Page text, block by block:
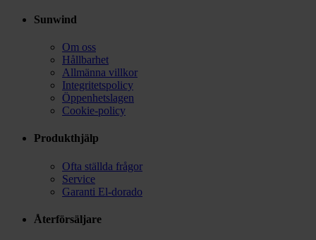
Sunwind
Om oss
Hållbarhet
Allmänna villkor
Integritetspolicy
Öppenhetslagen
Cookie-policy
Produkthjälp
Ofta ställda frågor
Service
Garanti El-dorado
Återförsäljare